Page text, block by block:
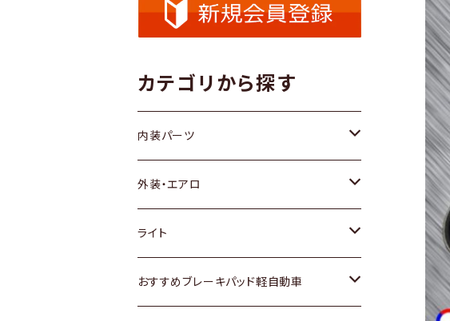
カテゴリから探す
内装パーツ
トヨタ
ホンダ
スズキ
外装・エアロ
トヨタ
ホンダ
ライト
トヨタ
おすすめブレーキパッド軽自動車